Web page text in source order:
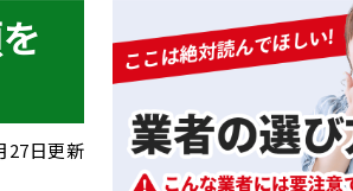
27日更新